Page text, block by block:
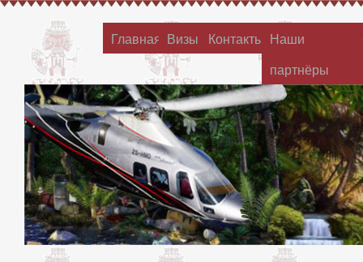
Главная Визы Контакты Наши
партнёры